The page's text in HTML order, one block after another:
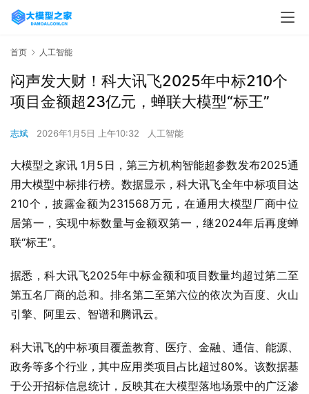
首页 人工智能
闷声发大财！科大讯飞2025年中标210个
项目金额超23亿元，蝉联大模型“标王”
志斌 2026年1月5日 上午10:32 人工智能
大模型之家讯 1月5日，第三方机构智能超参数发布2025通
用大模型中标排行榜。数据显示，科大讯飞全年中标项目达
210个，披露金额为231568万元，在通用大模型厂商中位
居第一，实现中标数量与金额双第一，继2024年后再度蝉
联“标王”。
据悉，科大讯飞2025年中标金额和项目数量均超过第二至
第五名厂商的总和。排名第二至第六位的依次为百度、火山
引擎、阿里云、智谱和腾讯云。
科大讯飞的中标项目覆盖教育、医疗、金融、通信、能源、
政务等多个行业，其中应用类项目占比超过80%。该数据基
于公开招标信息统计，反映其在大模型落地场景中的广泛渗